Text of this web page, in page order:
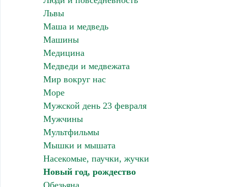
Львы
Маша и медведь
Машины
Медицина
Медведи и медвежата
Мир вокруг нас
Море
Мужской день 23 февраля
Мужчины
Мультфильмы
Мышки и мышата
Насекомые, паучки, жучки
Новый год, рождество